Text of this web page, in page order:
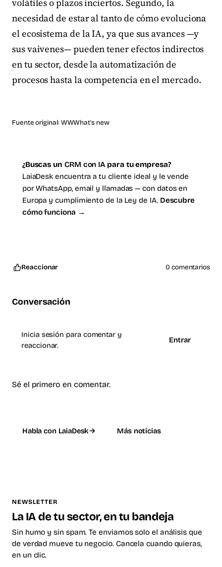
volátiles o plazos inciertos. Segundo, la
necesidad de estar al tanto de cómo evoluciona
el ecosistema de la IA, ya que sus avances —y
sus vaivenes— pueden tener efectos indirectos
en tu sector, desde la automatización de
procesos hasta la competencia en el mercado.
Fuente original: WWWhat's new
¿Buscas un CRM con IA para tu empresa?
LaiaDesk encuentra a tu cliente ideal y le vende
por WhatsApp, email y llamadas — con datos en
Europa y cumplimiento de la Ley de IA. Descubre
cómo funciona →
Reaccionar 0 comentarios
Conversación
Inicia sesión para comentar y
reaccionar.
Entrar
Sé el primero en comentar.
Habla con LaiaDesk Más noticias
NEWSLETTER
La IA de tu sector, en tu bandeja
Sin humo y sin spam. Te enviamos solo el análisis que
de verdad mueve tu negocio. Cancela cuando quieras,
en un clic.